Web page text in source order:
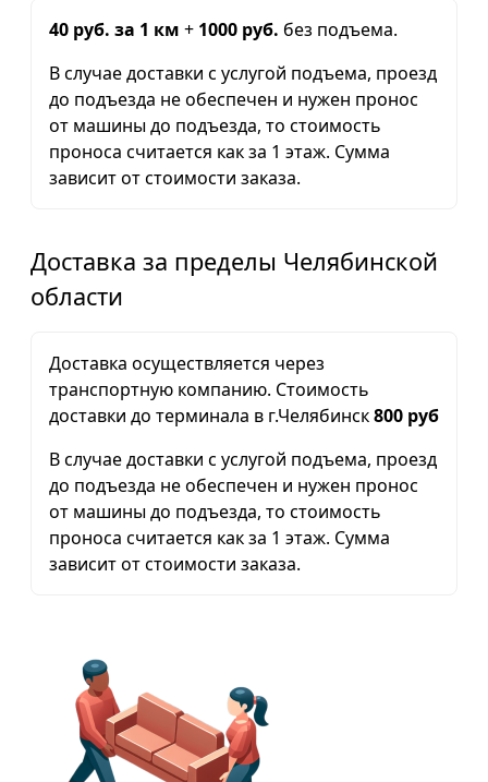
40 руб. за 1 км + 1000 руб. без подъема.
В случае доставки с услугой подъема, проезд
до подъезда не обеспечен и нужен пронос
от машины до подъезда, то стоимость
проноса считается как за 1 этаж. Сумма
зависит от стоимости заказа.
Доставка за пределы Челябинской
области
Доставка осуществляется через
транспортную компанию. Стоимость
доставки до терминала в г.Челябинск800 руб
В случае доставки с услугой подъема, проезд
до подъезда не обеспечен и нужен пронос
от машины до подъезда, то стоимость
проноса считается как за 1 этаж. Сумма
зависит от стоимости заказа.